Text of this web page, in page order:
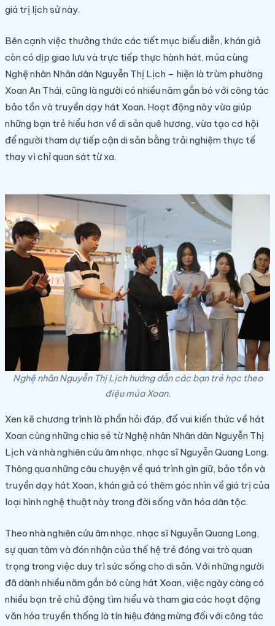
giá trị lịch sử này.
Bên cạnh việc thưởng thức các tiết mục biểu diễn, khán giả
còn có dịp giao lưu và trực tiếp thực hành hát, múa cùng
Nghệ nhân Nhân dân Nguyễn Thị Lịch – hiện là trùm phường
Xoan An Thái, cũng là người có nhiều năm gắn bó với công tác
bảo tồn và truyền dạy hát Xoan. Hoạt động này vừa giúp
những bạn trẻ hiểu hơn về di sản quê hương, vừa tạo cơ hội
để người tham dự tiếp cận di sản bằng trải nghiệm thực tế
thay vì chỉ quan sát từ xa.
Nghệ nhân Nguyễn Thị Lịch hướng dẫn các bạn trẻ học theo
điệu múa Xoan.
Xen kẽ chương trình là phần hỏi đáp, đố vui kiến thức về hát
Xoan cùng những chia sẻ từ Nghệ nhân Nhân dân Nguyễn Thị
Lịch và nhà nghiên cứu âm nhạc, nhạc sĩ Nguyễn Quang Long.
Thông qua những câu chuyện về quá trình gìn giữ, bảo tồn và
truyền dạy hát Xoan, khán giả có thêm góc nhìn về giá trị của
loại hình nghệ thuật này trong đời sống văn hóa dân tộc.
Theo nhà nghiên cứu âm nhạc, nhạc sĩ Nguyễn Quang Long,
sự quan tâm và đón nhận của thế hệ trẻ đóng vai trò quan
trọng trong việc duy trì sức sống cho di sản. Với những người
đã dành nhiều năm gắn bó cùng hát Xoan, việc ngày càng có
nhiều bạn trẻ chủ động tìm hiểu và tham gia các hoạt động
văn hóa truyền thống là tín hiệu đáng mừng đối với công tác